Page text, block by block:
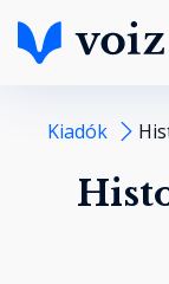
Kiadók